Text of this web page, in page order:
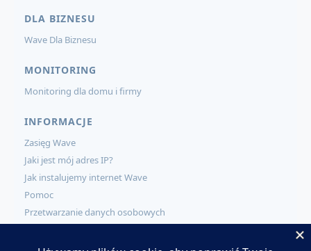
DLA BIZNESU
Wave Dla Biznesu
MONITORING
Monitoring dla domu i firmy
INFORMACJE
Zasięg Wave
Jaki jest mój adres IP?
Jak instalujemy internet Wave
Pomoc
Przetwarzanie danych osobowych